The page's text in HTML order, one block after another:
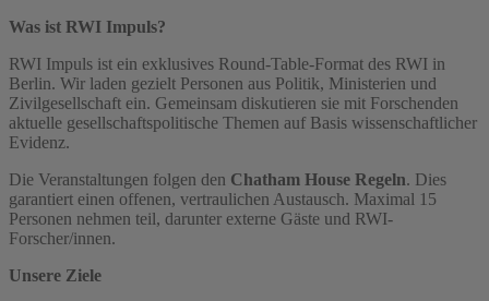
Was ist RWI Impuls?
RWI Impuls ist ein exklusives Round-Table-Format des RWI in
Berlin. Wir laden gezielt Personen aus Politik, Ministerien und
Zivilgesellschaft ein. Gemeinsam diskutieren sie mit Forschenden
aktuelle gesellschaftspolitische Themen auf Basis wissenschaftlicher
Evidenz.
Die Veranstaltungen folgen den Chatham House Regeln. Dies
garantiert einen offenen, vertraulichen Austausch. Maximal 15
Personen nehmen teil, darunter externe Gäste und RWI-
Forscher/innen.
Unsere Ziele